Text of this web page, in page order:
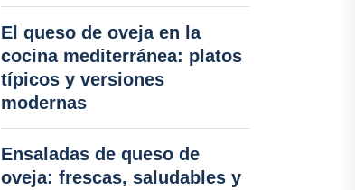
El queso de oveja en la
cocina mediterránea: platos
típicos y versiones
modernas
Ensaladas de queso de
oveja: frescas, saludables y